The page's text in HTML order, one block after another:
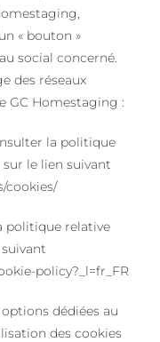
« bouton »
social concerné.
des réseaux
GC Homestaging :
la politique
le lien suivant
cookies/
politique relative
policy?_l=fr_FR
dédiées au
des cookies